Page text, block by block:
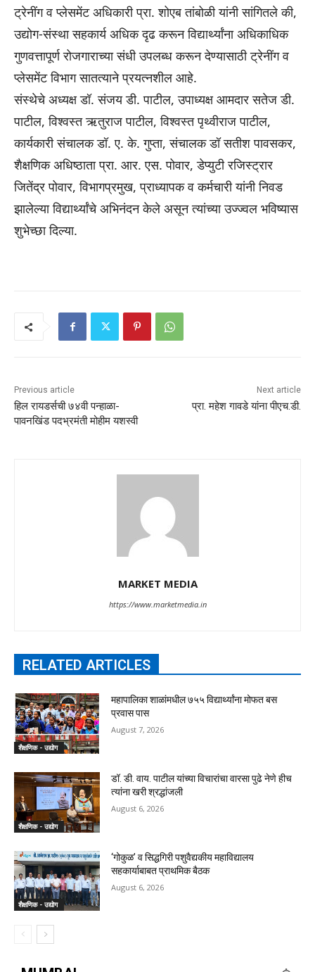
ट्रेनींग व प्लेसमेंट अधिकारी प्रा. शोएब तांबोळी यांनी सांगितले की,
उद्योग-संस्था सहकार्य अधिक दृढ करून विद्यार्थ्यांना अधिकाधिक
गुणवत्तापूर्ण रोजगाराच्या संधी उपलब्ध करून देण्यासाठी ट्रेनींग व
प्लेसमेंट विभाग सातत्याने प्रयत्नशील आहे.
संस्थेचे अध्यक्ष डॉ. संजय डी. पाटील, उपाध्यक्ष आमदार सतेज डी.
पाटील, विश्वस्त ऋतुराज पाटील, विश्वस्त पृथ्वीराज पाटील,
कार्यकारी संचालक डॉ. ए. के. गुप्ता, संचालक डॉ सतीश पावसकर,
शैक्षणिक अधिष्ठाता प्रा. आर. एस. पोवार, डेप्युटी रजिस्ट्रार
जितेंद्र पोवार, विभागप्रमुख, प्राध्यापक व कर्मचारी यांनी निवड
झालेल्या विद्यार्थ्यांचे अभिनंदन केले असून त्यांच्या उज्ज्वल भविष्यास
शुभेच्छा दिल्या.
Previous article
हिल रायडर्सची ७४वी पन्हाळा-
पावनखिंड पदभ्रमंती मोहीम यशस्वी
Next article
प्रा. महेश गावडे यांना पीएच.डी.
MARKET MEDIA
https://www.marketmedia.in
RELATED ARTICLES
शैक्षणिक - उद्योग
महापालिका शाळांमधील ७५५ विद्यार्थ्यांना मोफत बस
प्रवास पास
August 7, 2026
शैक्षणिक - उद्योग
डॉ. डी. वाय. पाटील यांच्या विचारांचा वारसा पुढे नेणे हीच
त्यांना खरी श्रद्धांजली
August 6, 2026
शैक्षणिक - उद्योग
‘गोकुळ’ व सिद्धगिरी पशुवैद्यकीय महाविद्यालय
सहकार्याबाबत प्राथमिक बैठक
August 6, 2026